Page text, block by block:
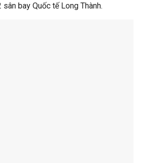
bay Quốc tế Long Thành.